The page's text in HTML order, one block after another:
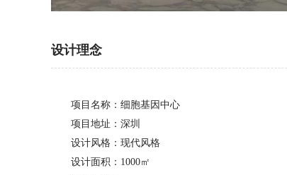
设计理念
项目名称：细胞基因中心
项目地址：深圳
设计风格：现代风格
设计面积 ：1000㎡